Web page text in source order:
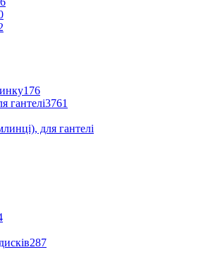
176
гантелі3761
для гантелі
287